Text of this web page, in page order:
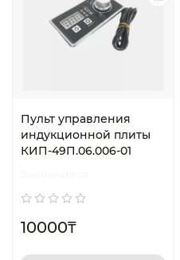
Пульт управления
индукционной плиты
КИП-49П.06.006-01
10000₸